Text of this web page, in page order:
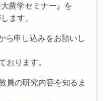
農学セミナー』を
ます。
ら申し込みをお願いし
おります。
員の研究内容を知るま